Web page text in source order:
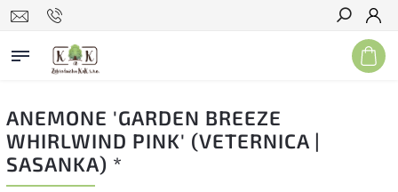
Hľadať
ANEMONE 'GARDEN BREEZE
WHIRLWIND PINK' (VETERNICA |
SASANKA) *